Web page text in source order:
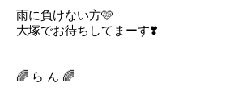
雨に負けない方🩷
大塚でお待ちしてまーす❣️
🌈 ら ん 🌈